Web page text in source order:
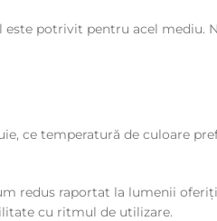
potrivit pentru acel
ce temperatură de culoare
redus raportat la lumenii
cu ritmul de utilizare.